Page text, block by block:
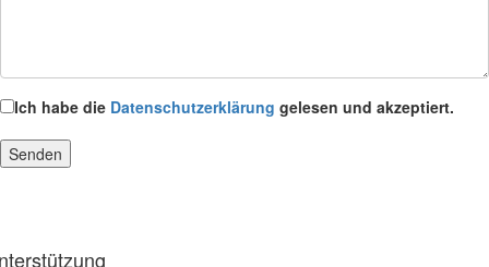
Ich habe die Datenschutzerklärung gelesen und akzeptiert.